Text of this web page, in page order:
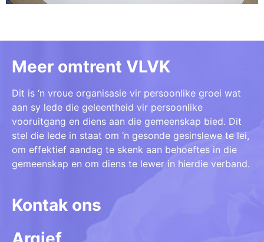
Meer omtrent VLVK
Dit is ‘n vroue organisasie vir persoonlike groei wat
aan sy lede die geleentheid vir persoonlike
vooruitgang en diens aan die gemeenskap bied. Dit
stel die lede in staat om ‘n gesonde gesinslewe te lei,
om effektief aandag te skenk aan behoeftes in die
gemeenskap en om diens te lewer in hierdie verband.
Kontak ons